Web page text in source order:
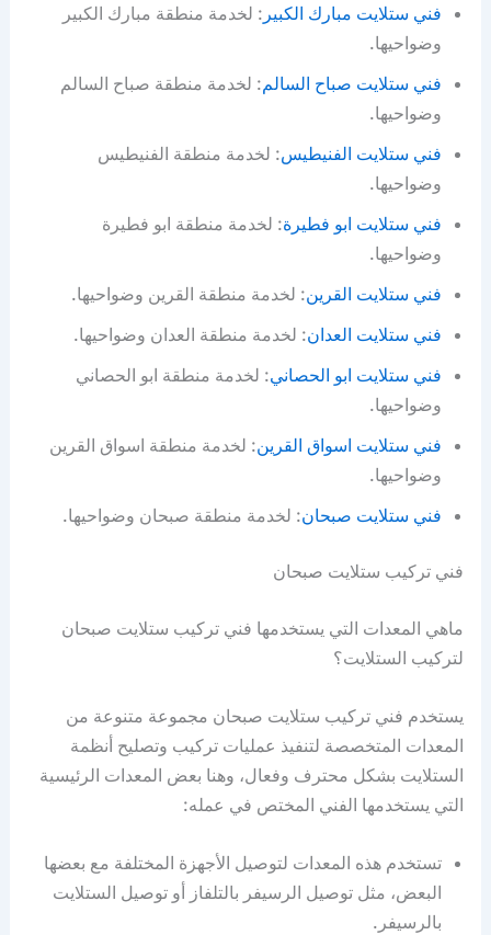
فني ستلايت مبارك الكبير : لخدمة منطقة مبارك الكبير
وضواحيها.
فني ستلايت صباح السالم: لخدمة منطقة صباح السالم
وضواحيها.
فني ستلايت الفنيطيس: لخدمة منطقة الفنيطيس
وضواحيها.
فني ستلايت ابو فطيرة: لخدمة منطقة ابو فطيرة
وضواحيها.
فني ستلايت القرين: لخدمة منطقة القرين وضواحيها.
فني ستلايت العدان: لخدمة منطقة العدان وضواحيها.
فني ستلايت ابو الحصاني: لخدمة منطقة ابو الحصاني
وضواحيها.
فني ستلايت اسواق القرين: لخدمة منطقة اسواق القرين
وضواحيها.
فني ستلايت صبحان: لخدمة منطقة صبحان وضواحيها.
فني تركيب ستلايت صبحان
ماهي المعدات التي يستخدمها فني تركيب ستلايت صبحان
لتركيب الستلايت؟
يستخدم فني تركيب ستلايت صبحان مجموعة متنوعة من
المعدات المتخصصة لتنفيذ عمليات تركيب وتصليح أنظمة
الستلايت بشكل محترف وفعال، وهنا بعض المعدات الرئيسية
التي يستخدمها الفني المختص في عمله:
تستخدم هذه المعدات لتوصيل الأجهزة المختلفة مع بعضها
البعض، مثل توصيل الرسيفر بالتلفاز أو توصيل الستلايت
بالرسيفر.